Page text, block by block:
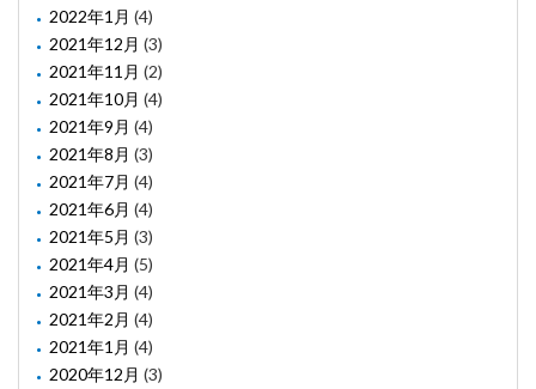
2022年1月 (4)
2021年12月 (3)
2021年11月 (2)
2021年10月 (4)
2021年9月 (4)
2021年8月 (3)
2021年7月 (4)
2021年6月 (4)
2021年5月 (3)
2021年4月 (5)
2021年3月 (4)
2021年2月 (4)
2021年1月 (4)
2020年12月 (3)